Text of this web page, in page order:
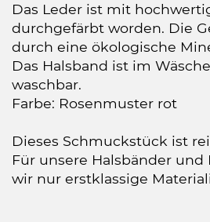
Das Leder ist mit
durchgefärbt worden. Die
durch eine ökologische
Das Halsband ist im
waschbar.
Farbe: Rosenmuster rot
Dieses Schmuckstück ist
Für unsere Halsbänder
wir nur erstklassige